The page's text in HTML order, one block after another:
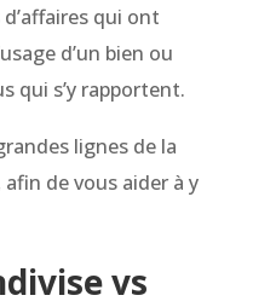
qui ont
d’un bien ou
qui s’y rapportent.
lignes de la
de vous aider à y
vs